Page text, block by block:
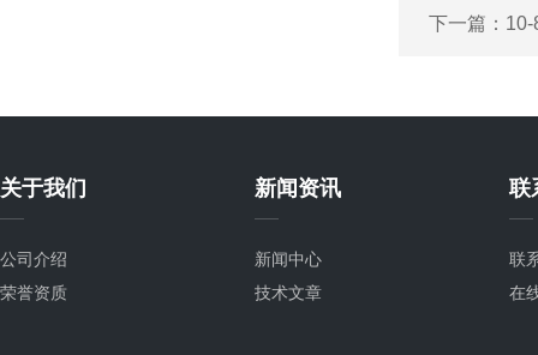
下一篇： 10-
关于我们
公司介绍
荣誉资质
新闻资讯
新闻中心
技术文章
联
联
在